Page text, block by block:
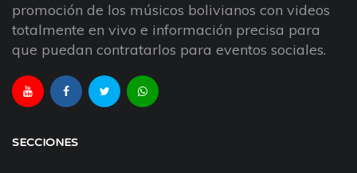
promoción de los músicos bolivianos con videos
totalmente en vivo e información precisa para
que puedan contratarlos para eventos sociales.
SECCIONES